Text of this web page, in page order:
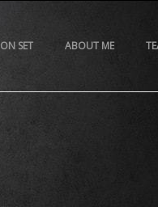
ON SET ABOUT ME